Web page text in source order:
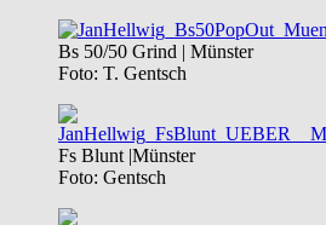
Bs 50/50 Grind | Münster
Foto: T. Gentsch
Fs Blunt |Münster
Foto: Gentsch